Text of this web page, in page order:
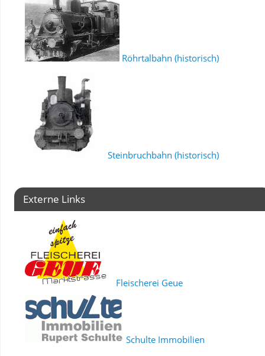
Röhrtalbahn (historisch)
Steinbruchbahn (historisch)
Externe Links
Fleischerei Geue
Schulte Immobilien